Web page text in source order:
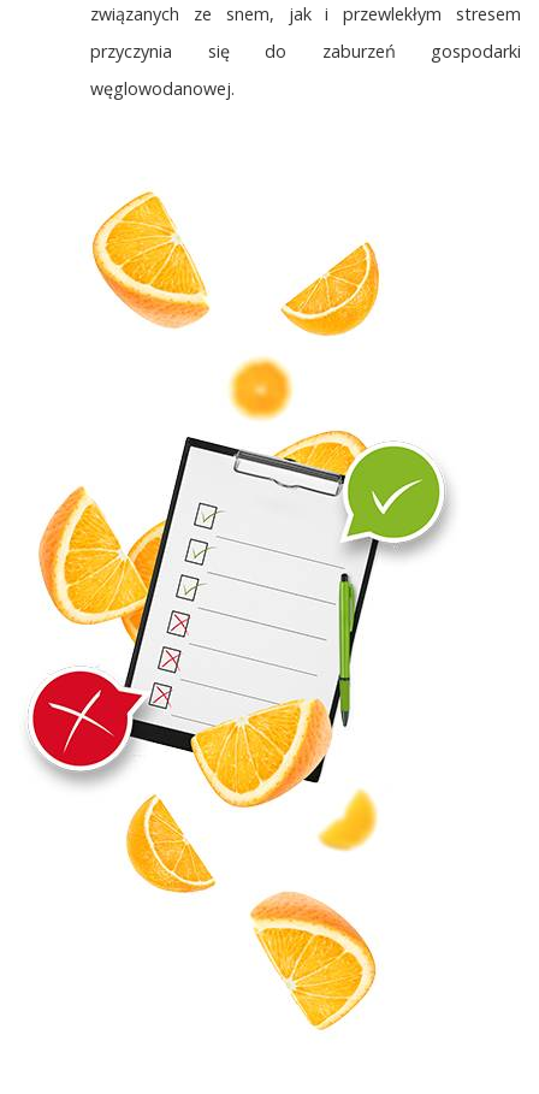
związanych ze snem, jak i przewlekłym stresem
przyczynia się do zaburzeń gospodarki
węglowodanowej.